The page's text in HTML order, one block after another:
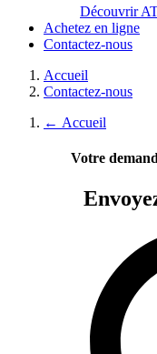
Découvrir
Achetez en ligne
Contactez-nous
Accueil
Contactez-nous
← Accueil
Votre